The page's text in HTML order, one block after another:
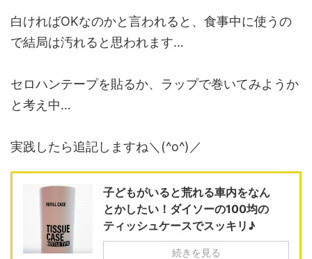
白ければOKなのかと言われると、食事中に使うの
で結局は汚れると思われます…
セロハンテープを貼るか、ラップで巻いてみようか
と考え中…
実践したら追記しますね＼(^o^)／
子どもがいると荒れる車内をなん
とかしたい！ダイソーの100均の
ティッシュケースでスッキリ♪
続きを見る